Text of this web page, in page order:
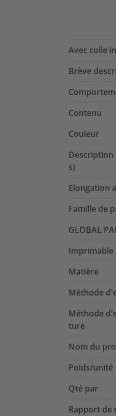
Avec colle
Brève
Contenu
Couleur
Description
s)
Elongation
Famille de
GLOBAL
Imprimable
Matière
Méthode
Méthode
ture
Nom du
Poids/unité
Qté par
Rapport de